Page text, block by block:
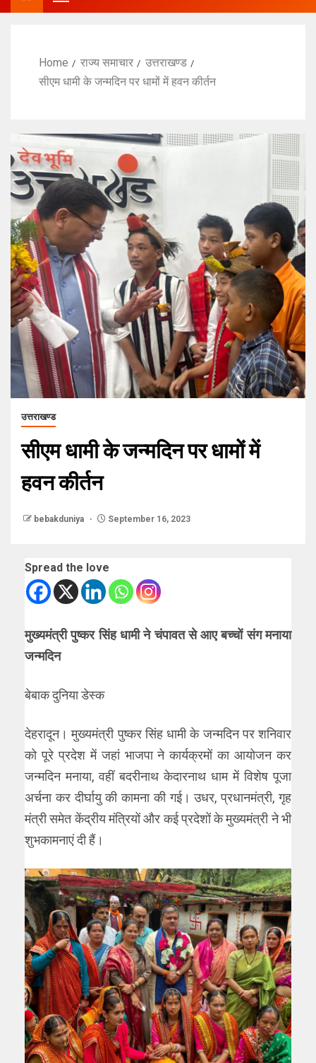
Home राज्य समाचार
उत्तराखण्ड
सीएम धामी के जन्मदिन पर धामों में हवन कीर्तन
उत्तराखण्ड
सीएम धामी के जन्मदिन पर धामों में
हवन कीर्तन
bebakduniya September 16, 2023
Spread the love
मुख्यमंत्री पुष्कर सिंह धामी ने चंपावत से आए बच्चों संग मनाया
जन्मदिन
बेबाक दुनिया डेस्क
देहरादून। मुख्यमंत्री पुष्कर सिंह धामी के जन्मदिन पर शनिवार
को पूरे प्रदेश में जहां भाजपा ने कार्यक्रमों का आयोजन कर
जन्मदिन मनाया, वहीं बदरीनाथ केदारनाथ धाम में विशेष पूजा
अर्चना कर दीर्घायु की कामना की गई। उधर, प्रधानमंत्री, गृह
मंत्री समेत केंद्रीय मंत्रियों और कई प्रदेशों के मुख्यमंत्री ने भी
शुभकामनाएं दी हैं।